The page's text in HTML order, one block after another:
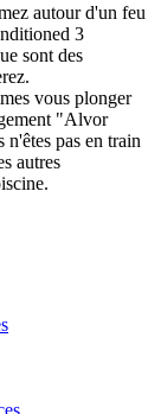
autour d'un feu
3
sont des
vous plonger
"Alvor
pas en train
autres